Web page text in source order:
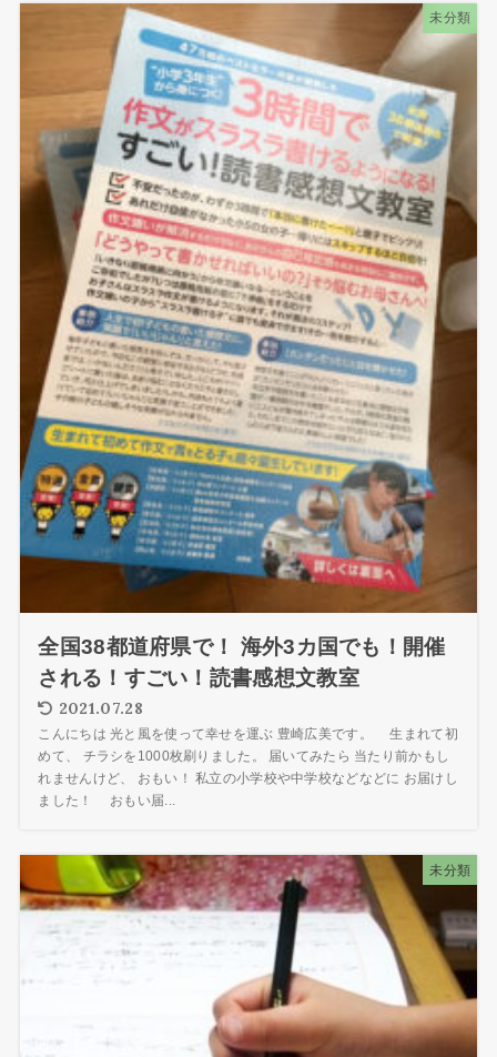
未分類
全国38都道府県で！ 海外3カ国でも！開催
される！すごい！読書感想文教室
2021.07.28
こんにちは 光と風を使って幸せを運ぶ 豊崎広美です。 生まれて初
めて、 チラシを1000枚刷りました。 届いてみたら 当たり前かもし
れませんけど、 おもい！ 私立の小学校や中学校などなどに お届けし
ました！ おもい届...
未分類